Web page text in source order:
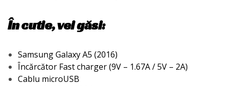
În cutie, vei găsi:
Samsung Galaxy A5 (2016)
Încărcător Fast charger (9V – 1.67A / 5V – 2A)
Cablu microUSB